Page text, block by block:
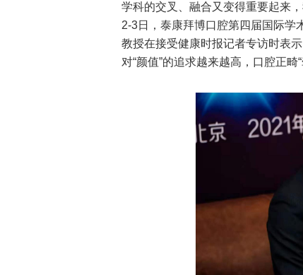
学科的交叉、融合又变得重要起来
2-3日，泰康拜博口腔第四届国际学
教授在接受健康时报记者专访时表
对“颜值”的追求越来越高，口腔正畸